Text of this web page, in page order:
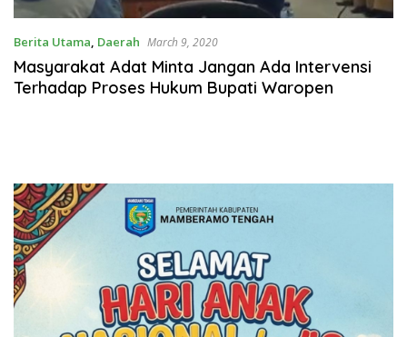
Berita Utama, Daerah March 9, 2020
Masyarakat Adat Minta Jangan Ada Intervensi
Terhadap Proses Hukum Bupati Waropen